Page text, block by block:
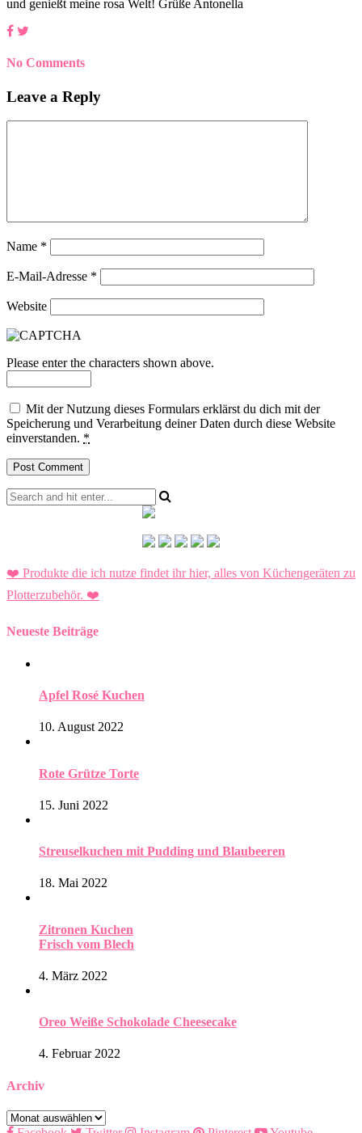
und genießt meine rosa Welt! Grüße Antonella
No Comments
Leave a Reply
Name *
E-Mail-Adresse *
Website
Please enter the characters shown above.
Mit der Nutzung dieses Formulars erklärst du dich mit der
Speicherung und Verarbeitung deiner Daten durch diese Website
einverstanden. *
❤️ Produkte die ich nutze findet ihr hier, alles von Küchengeräten zu
Plotterzubehör. ❤️
Neueste Beiträge
Apfel Rosé Kuchen
10. August 2022
Rote Grütze Torte
15. Juni 2022
Streuselkuchen mit Pudding und Blaubeeren
18. Mai 2022
Zitronen Kuchen
Frisch vom Blech
4. März 2022
Oreo Weiße Schokolade Cheesecake
4. Februar 2022
Archiv
Archiv